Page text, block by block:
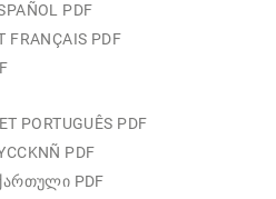
PDF
FRANÇAIS PDF
PORTUGUÊS PDF
PDF
PDF